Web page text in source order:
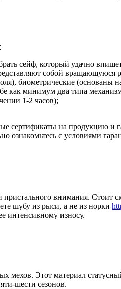
сейф, который удачно
собой вращающуюся
биометрические (основаны
как минимум два типа
1-2 часов);
сертификаты на продукцию
ознакомьтесь с условиями
внимания. Стоит
шубу из рыси, а не из норки
интенсивному износу.
мехов. Этот материал
шести сезонов.